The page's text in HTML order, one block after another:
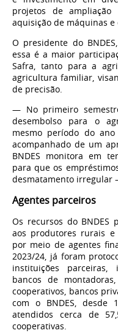
projetos de
aquisição de máquinas
O presidente do
essa é a maior
Safra, tanto para a
agricultura familiar,
de precisão.
— No primeiro
desembolso para o
mesmo período do ano
acompanhado de um
BNDES monitora em
para que os
desmatamento irregular
Agentes parceiros
Os recursos do BNDES
aos produtores rurais e
por meio de agentes
2023/24, já foram
instituições
bancos de
cooperativos, bancos
com o BNDES,
atendidos cerca de
cooperativas.